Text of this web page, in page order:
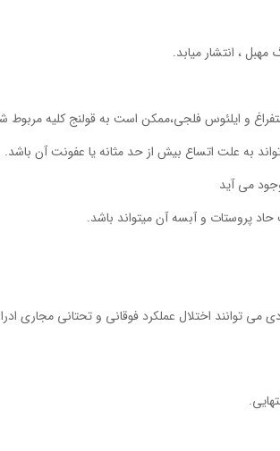
، انتشار میابد.
و ایلئوس فلجی،ممکن است به قولنج کلیه مربوط
به علت اتساع بیش از حد مثانه یا عفونت آن باشد.
می آید
پروستات و آبسه آن میتواند باشد.
می توانند اختلال عملکرد فوقانی و تحتانی مجاری